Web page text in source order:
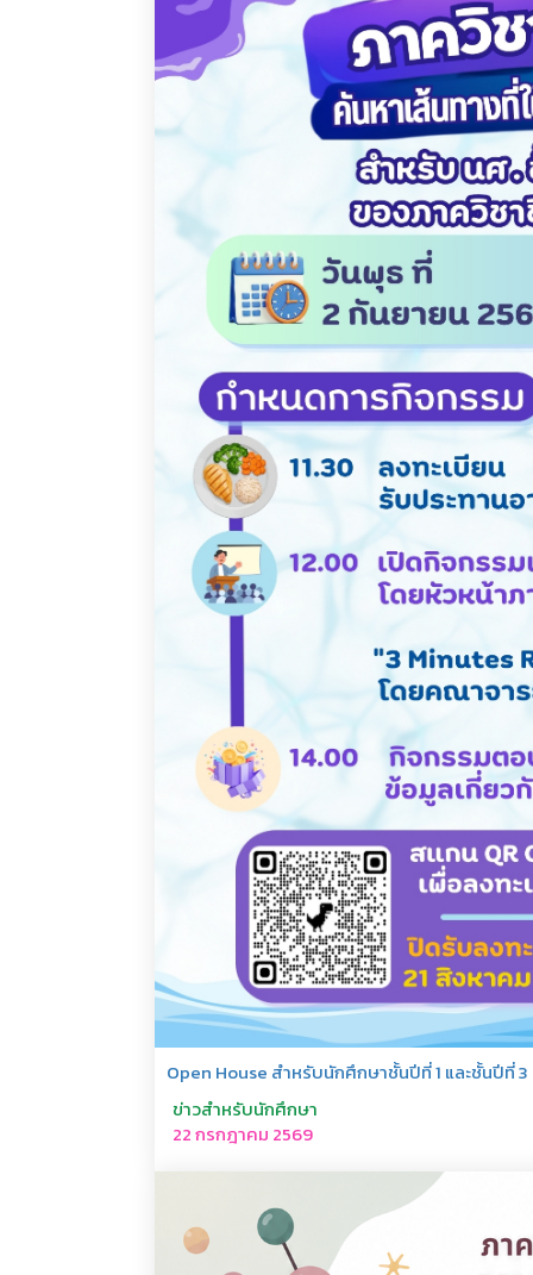
Open House สำหรับนักศึกษาชั้นปีที่ 1 และชั้นปีที่ 3
ข่าวสำหรับนักศึกษา
22 กรกฎาคม 2569